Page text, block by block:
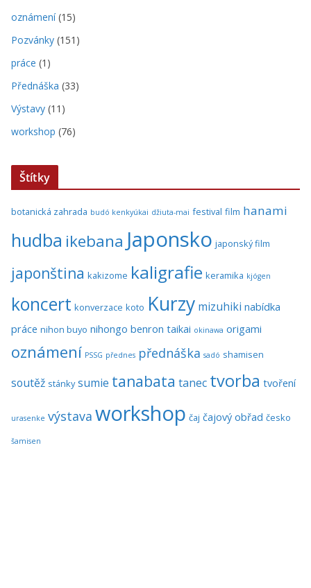
oznámení(15)
Pozvánky (151)
práce (1)
Přednáška (33)
Výstavy (11)
workshop (76)
Štítky
botanická zahrada budó kenkyúkai džiuta-mai festival film hanami
hudba ikebana Japonsko japonský film
japonština kakizome kaligrafie keramika kjógen
koncert konverzace koto Kurzy mizuhiki nabídka
práce nihon buyo nihongo benron taikai okinawa origami
oznámení PSSG přednes přednáška sadó shamisen
soutěž stánky sumie tanabata tanec tvorba tvoření
urasenke výstava workshop čaj čajový obřad česko
šamisen